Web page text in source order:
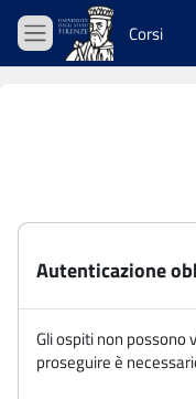
Vai al contenuto principale
Pannello laterale
Corsi
Autenticazione
Gli ospiti non possono
proseguire è